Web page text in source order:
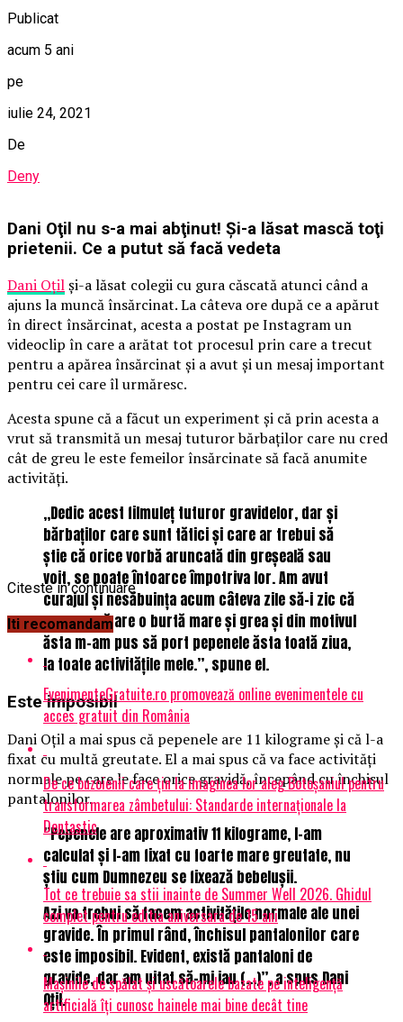
Publicat
acum 5 ani
pe
iulie 24, 2021
De
Deny
Dani Oţil nu s-a mai abţinut! Şi-a lăsat mască toţi
prietenii. Ce a putut să facă vedeta
Dani Oțilși-a lăsat colegii cu gura căscată atunci când a
ajuns la muncă însărcinat. La câteva ore după ce a apărut
în direct însărcinat, acesta a postat pe Instagram un
videoclip în care a arătat tot procesul prin care a trecut
pentru a apărea însărcinat și a avut și un mesaj important
pentru cei care îl urmăresc.
Acesta spune că a făcut un experiment și că prin acesta a
vrut să transmită un mesaj tuturor bărbaților care nu cred
cât de greu le este femeilor însărcinate să facă anumite
activități.
„Dedic acest filmuleț tuturor gravidelor, dar și
bărbaților care sunt tătici și care ar trebui să
știe că orice vorbă aruncată din greșeală sau
voit, se poate întoarce împotriva lor. Am avut
curajul și nesăbuința acum câteva zile să-i zic că
nu pare că are o burtă mare și grea și din motivul
ăsta m-am pus să port pepenele ăsta toată ziua,
la toate activitățile mele.”, spune el.
Este imposibil
Dani Oțil a mai spus că pepenele are 11 kilograme și că l-a
fixat cu multă greutate. El a mai spus că va face activități
normale pe care le face orice gravidă, începând cu închisul
pantalonilor.
”Pepenele are aproximativ 11 kilograme, l-am
calculat și l-am fixat cu foarte mare greutate, nu
știu cum Dumnezeu se fixează bebelușii.
Azi va trebui să facem activitățile normale ale unei
gravide. În primul rând, închisul pantalonilor care
este imposibil. Evident, există pantaloni de
gravide, dar am uitat să-mi iau (…)”, a spus Dani
Oțil.
Citeste in continuare
Iti recomandam
EvenimenteGratuite.ro promovează online evenimentele cu
acces gratuit din România
De ce buzoienii care țin la imaginea lor aleg Botoșaniul pentru
transformarea zâmbetului: Standarde internaționale la
Dentastic
Tot ce trebuie sa stii inainte de Summer Well 2026. Ghidul
complet pentru editia aniversara de 15 ani
Mașinile de spălat și uscătoarele bazate pe inteligență
artificială îți cunosc hainele mai bine decât tine